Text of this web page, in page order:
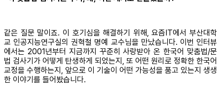
같은 질문 말이죠. 이 호기심을 해결하기 위해, 요즘IT에서 부산대학
교 인공지능연구실의 권혁철 명예 교수님을 만났습니다. 이번 인터뷰
에서는 2001년부터 지금까지 꾸준히 사랑받아 온 한국어 맞춤법/문
법 검사기가 어떻게 탄생하게 되었는지, 또 어떤 원리로 정확한 한국어
교정을 수행하는지, 앞으로 이 기술이 어떤 가능성을 품고 있는지 생생
한 이야기를 들어봤습니다.